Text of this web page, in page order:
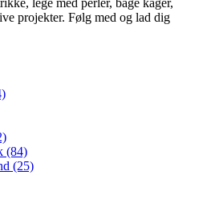
projekter. Følg med og lad dig
(84)
(25)